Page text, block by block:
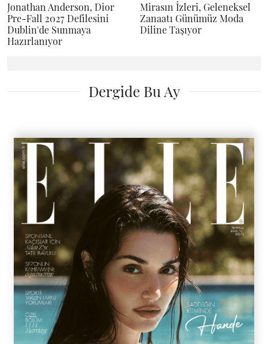
Jonathan Anderson, Dior
Pre-Fall 2027 Defilesini
Dublin'de Sunmaya
Hazırlanıyor
Mirasın İzleri, Geleneksel
Zanaatı Günümüz Moda
Diline Taşıyor
Dergide Bu Ay